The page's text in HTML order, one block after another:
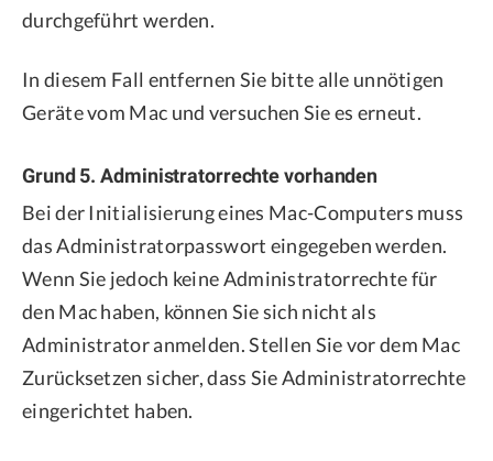
durchgeführt werden.
In diesem Fall entfernen Sie bitte alle unnötigen
Geräte vom Mac und versuchen Sie es erneut.
Grund 5. Administratorrechte vorhanden
Bei der Initialisierung eines Mac-Computers muss
das Administratorpasswort eingegeben werden.
Wenn Sie jedoch keine Administratorrechte für
den Mac haben, können Sie sich nicht als
Administrator anmelden. Stellen Sie vor dem Mac
Zurücksetzen sicher, dass Sie Administratorrechte
eingerichtet haben.